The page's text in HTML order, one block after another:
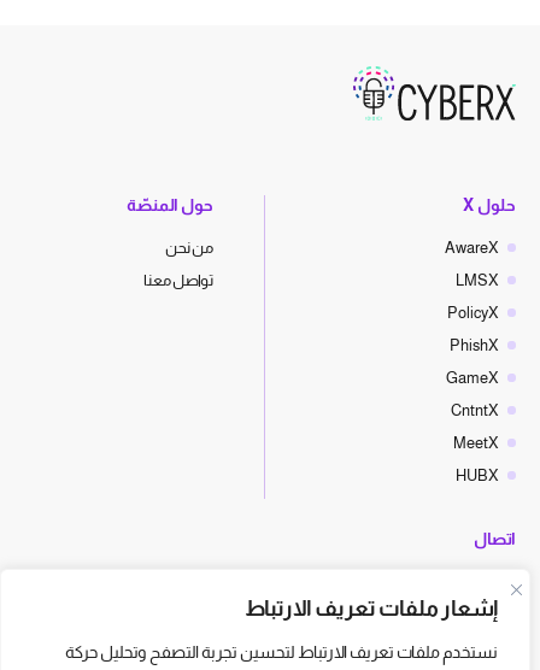
إشعار ملفات تعريف الارتباط
نستخدم ملفات تعريف الارتباط لتحسين تجربة التصفح وتحليل حركة
حلول X
AwareX
LMSX
PolicyX
PhishX
GameX
CntntX
MeetX
HUBX
حول المنصّة
من نحن
تواصل معنا
اتصال
hello@cyberx.world